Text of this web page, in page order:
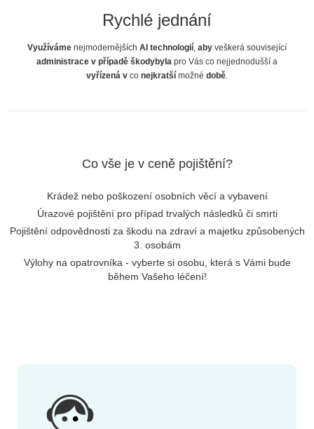
Rychlé jednání
Využíváme nejmodernějších AI technologií, aby veškerá související
administrace v případě škodybyla pro Vás co nejjednodušší a
vyřízená v co nejkratší možné době.
Co vše je v ceně pojištění?
Krádež nebo poškození osobních věcí a vybavení
Úrazové pojištění pro případ trvalých následků či smrti
Pojištění odpovědnosti za škodu na zdraví a majetku způsobených
3. osobám
Výlohy na opatrovníka - vyberte si osobu, která s Vámi bude
během Vašeho léčení!